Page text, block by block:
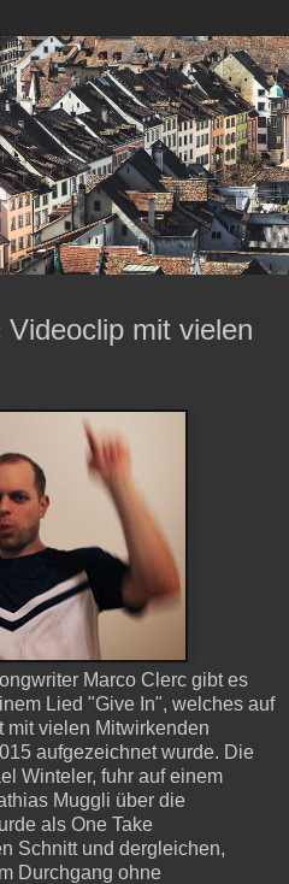
mit vielen
Marco Clerc gibt es
Lied "Give In", welches auf
mit vielen Mitwirkenden
aufgezeichnet wurde. Die
Winteler, fuhr auf einem
Muggli über die
als One Take
Schnitt und dergleichen,
Durchgang ohne